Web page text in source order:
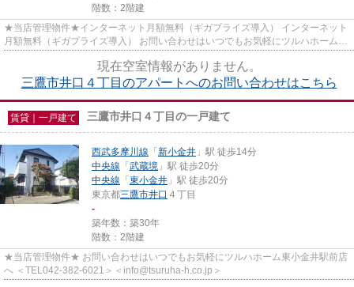
階数：2階建
★当店管理物件★インターネット月額無料（ギガプライズ導入） インターネット
月額無料（ギガプライズ導入） お問い合わせはいつでもお気軽にツルハホーム東
現在空室情報がありません。
三鷹市井口４丁目のアパートへのお問い合わせはこちら
賃貸｜一戸建て 三鷹市井口４丁目の一戸建て
西武多摩川線 「 新小金井 」駅 徒歩14分
中央線 「 武蔵境 」駅 徒歩20分
中央線 「 東小金井 」駅 徒歩20分
東京都三鷹市井口 ４丁目
-
築年数：築30年
階数：2階建
★当店管理物件★ お問い合わせはいつでもお気軽にツルハホーム東小金井駅前店
へ ＜TEL042-382-6021＞＜info@tsuruha-h.co.jp＞